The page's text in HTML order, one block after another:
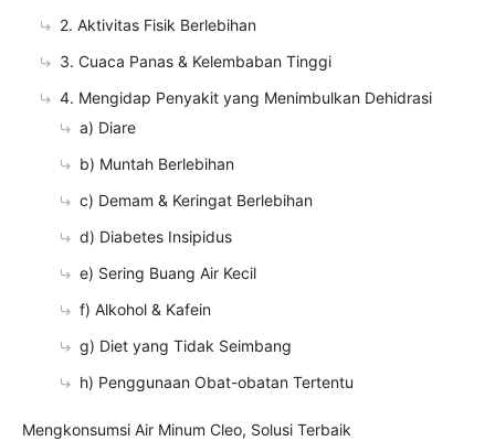
2. Aktivitas Fisik Berlebihan
3. Cuaca Panas & Kelembaban Tinggi
4. Mengidap Penyakit yang Menimbulkan Dehidrasi
a) Diare
b) Muntah Berlebihan
c) Demam & Keringat Berlebihan
d) Diabetes Insipidus
e) Sering Buang Air Kecil
f) Alkohol & Kafein
g) Diet yang Tidak Seimbang
h) Penggunaan Obat-obatan Tertentu
Mengkonsumsi Air Minum Cleo, Solusi Terbaik